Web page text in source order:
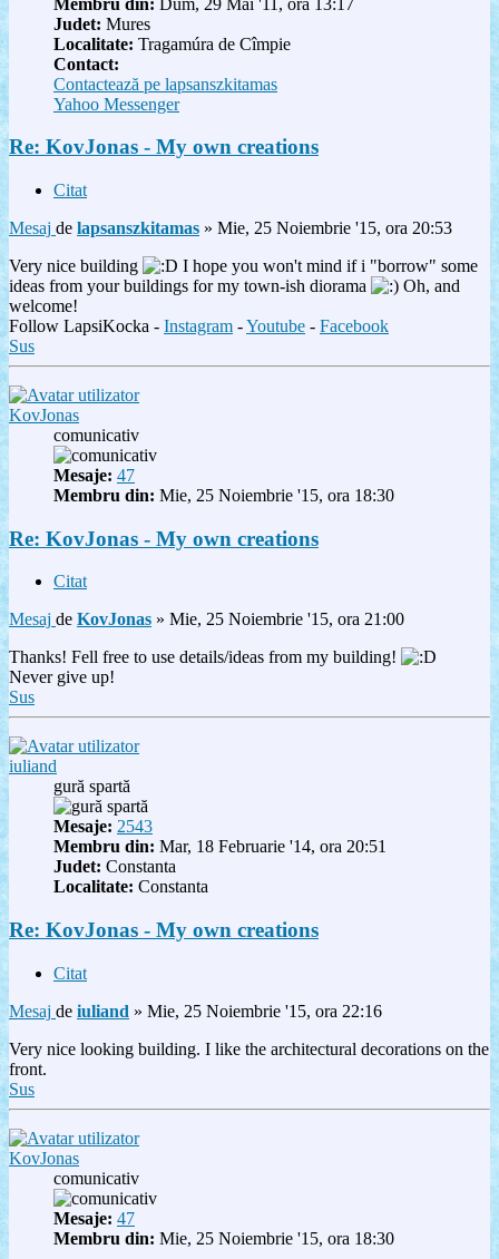
Judet: Mures
Localitate: Tragamúra de Cîmpie
Contact:
Contactează pe lapsanszkitamas
Yahoo Messenger
Re: KovJonas - My own creations
Citat
Mesaj de lapsanszkitamas » Mie, 25 Noiembrie '15, ora 20:53
Very nice building
I hope you won't mind if i "borrow" some
ideas from your buildings for my town-ish diorama
Oh, and
welcome!
Follow LapsiKocka - Instagram -Youtube - Facebook
Sus
KovJonas
comunicativ
Mesaje: 47
Membru din: Mie, 25 Noiembrie '15, ora 18:30
Re: KovJonas - My own creations
Citat
Mesaj de KovJonas » Mie, 25 Noiembrie '15, ora 21:00
Thanks! Fell free to use details/ideas from my building!
Never give up!
Sus
iuliand
gură spartă
Mesaje: 2543
Membru din: Mar, 18 Februarie '14, ora 20:51
Judet: Constanta
Localitate: Constanta
Re: KovJonas - My own creations
Citat
Mesaj de iuliand » Mie, 25 Noiembrie '15, ora 22:16
Very nice looking building. I like the architectural decorations on the
front.
Sus
KovJonas
comunicativ
Mesaje: 47
Membru din: Mie, 25 Noiembrie '15, ora 18:30